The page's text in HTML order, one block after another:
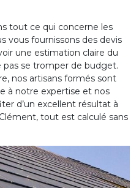
tout ce qui concerne les
vous fournissons des devis
une estimation claire du
se tromper de budget.
nos artisans formés sont
à notre expertise et nos
d’un excellent résultat à
tout est calculé sans